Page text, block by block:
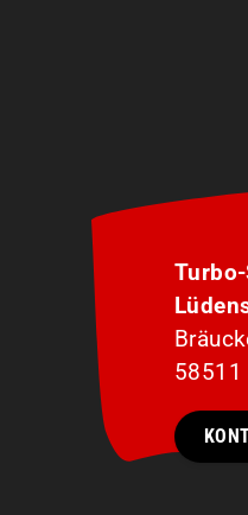
58511